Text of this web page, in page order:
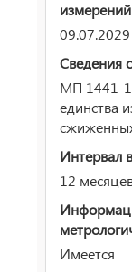
измерений
09.07.2029
Сведения
МП 1441-
единства
Интервал
12
Имеется